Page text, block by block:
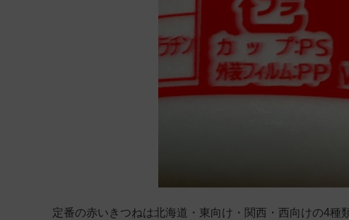
定番の赤いきつねは北海道・東向け・関西・西向けの4